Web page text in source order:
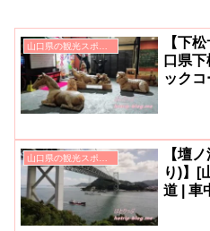
【下
口県
ック
山口県の観光スポット
【壇
り)】[
道 | 車